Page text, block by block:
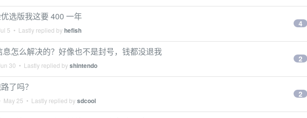
选版我这要 400 一年
5 • Lastly replied byhefish
4
怎么解决的？好像也不是封号，钱都没退我
30 • Lastly replied byshintendo
2
了吗？
May 25 • Lastly replied bysdcool
2